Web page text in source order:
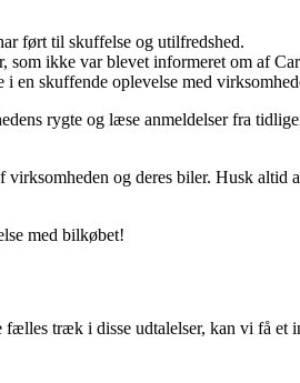
ført til skuffelse og utilfredshed.
som ikke var blevet informeret om af
en skuffende oplevelse med
rygte og læse anmeldelser fra
og deres biler. Husk altid
med bilkøbet!
træk i disse udtalelser, kan vi få